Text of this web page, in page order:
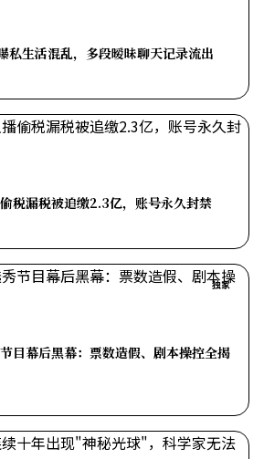
私生活混乱，多段暧昧聊天记录流出
税漏税被追缴2.3亿，账号永久封禁
独家
目幕后黑幕：票数造假、剧本操控全揭